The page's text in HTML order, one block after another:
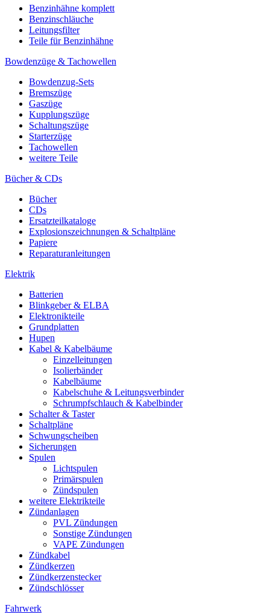
Benzinhähne komplett
Benzinschläuche
Leitungsfilter
Teile für Benzinhähne
Bowdenzüge & Tachowellen
Bowdenzug-Sets
Bremszüge
Gaszüge
Kupplungszüge
Schaltungszüge
Starterzüge
Tachowellen
weitere Teile
Bücher & CDs
Bücher
CDs
Ersatzteilkataloge
Explosionszeichnungen & Schaltpläne
Papiere
Reparaturanleitungen
Elektrik
Batterien
Blinkgeber & ELBA
Elektronikteile
Grundplatten
Hupen
Kabel & Kabelbäume
Einzelleitungen
Isolierbänder
Kabelbäume
Kabelschuhe & Leitungsverbinder
Schrumpfschlauch & Kabelbinder
Schalter & Taster
Schaltpläne
Schwungscheiben
Sicherungen
Spulen
Lichtspulen
Primärspulen
Zündspulen
weitere Elektrikteile
Zündanlagen
PVL Zündungen
Sonstige Zündungen
VAPE Zündungen
Zündkabel
Zündkerzen
Zündkerzenstecker
Zündschlösser
Fahrwerk